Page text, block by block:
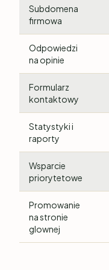
Subdomena
firmowa
Odpowiedzi
na opinie
Formularz
kontaktowy
Statystyki i
raporty
Wsparcie
priorytetowe
Promowanie
na stronie
glownej